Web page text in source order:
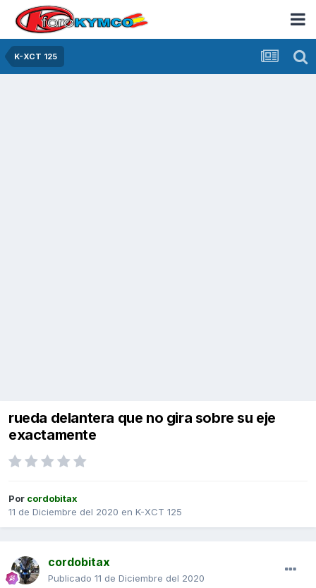
K-XCT 125
rueda delantera que no gira sobre su eje
exactamente
Por cordobitax
11 de Diciembre del 2020 en K-XCT 125
cordobitax
Publicado 11 de Diciembre del 2020